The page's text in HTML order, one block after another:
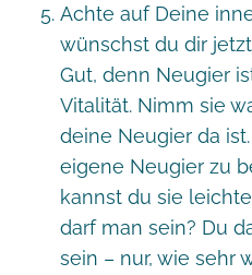
Achte auf Deine
wünschst du dir
Gut, denn Neugier
Vitalität. Nimm sie
deine Neugier da
eigene Neugier zu
kannst du sie
darf man sein? Du
sein – nur, wie sehr